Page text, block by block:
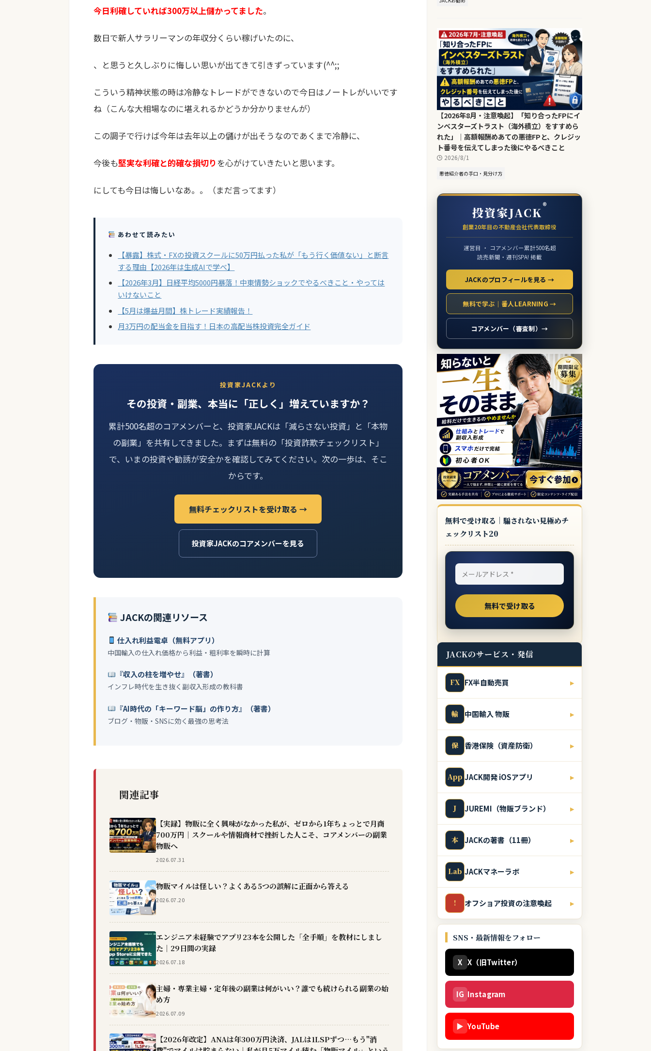
今日利確していれば300万以上儲かってました。
数日で新人サラリーマンの年収分くらい稼げいたのに、
、と思うと久しぶりに悔しい思いが出てきて引きずっています(^^;;
こういう精神状態の時は冷静なトレードができないので今日はノートレがいいです
ね（こんな大相場なのに堪えれるかどうか分かりませんが）
この調子で行けば今年は去年以上の儲けが出そうなのであくまで冷静に、
今後も堅実な利確と的確な損切りを心がけていきたいと思います。
にしても今日は悔しいなあ。。（まだ言ってます）
あわせて読みたい
【暴露】株式・FXの投資スクールに50万円払った私が「もう行く価値ない」と断言
する理由【2026年は生成AIで学べ】
【2026年3月】日経平均5000円暴落！中東情勢ショックでやるべきこと・やっては
いけないこと
【5月は爆益月間】株トレード実績報告！
月3万円の配当金を目指す！日本の高配当株投資完全ガイド
投資家JACKより
その投資・副業、本当に「正しく」増えていますか？
累計500名超のコアメンバーと、投資家JACKは「減らさない投資」と「本物
の副業」を共有してきました。まずは無料の「投資詐欺チェックリスト」
で、いまの投資や勧誘が安全かを確認してみてください。次の一歩は、そこ
からです。
無料チェックリストを受け取る →
投資家JACKのコアメンバーを見る
JACKの関連リソース
仕入れ利益電卓（無料アプリ）
中国輸入の仕入れ価格から利益・粗利率を瞬時に計算
『収入の柱を増やせ』（著書）
インフレ時代を生き抜く副収入形成の教科書
『AI時代の「キーワード脳」の作り方』（著書）
ブログ・物販・SNSに効く最強の思考法
関連記事
【実録】物販に全く興味がなかった私が、ゼロから1年ちょっとで月商
700万円｜スクールや情報商材で挫折した人こそ、コアメンバーの副業
物販へ
2026.07.31
物販マイルは怪しい？よくある5つの誤解に正面から答える
2026.07.20
エンジニア未経験でアプリ23本を公開した「全手順」を教材にしまし
た｜29日間の実録
2026.07.18
主婦・専業主婦・定年後の副業は何がいい？誰でも続けられる副業の始
め方
2026.07.09
【2026年改定】ANAは年300万円決済、JALは1LSPずつ…もう"消
【2026年8月・注意喚起】「知り合ったFPにイ
ンベスターズトラスト（海外積立）をすすめら
れた」｜高額報酬めあての悪徳FPと、クレジッ
ト番号を伝えてしまった後にやるべきこと
2026/8/1
悪徳紹介者の手口・見分け方
投資家JACK®
創業20年目の不動産会社代表取締役
運営目 ・ コアメンバー累計500名超
読売新聞・週刊SPA! 掲載
JACKのプロフィールを見る →
無料で学ぶ｜番人LEARNING →
コアメンバー（審査制）→
無料で受け取る｜騙されない見極めチ
ェックリスト20
JACKのサービス・発信
FX FX半自動売買 ▸
輸 中国輸入 物販 ▸
保 香港保険（資産防衛） ▸
App JACK開発 iOSアプリ ▸
J JUREMI（物販ブランド） ▸
本 JACKの著書（11冊） ▸
Lab JACKマネーラボ ▸
! オフショア投資の注意喚起 ▸
SNS・最新情報をフォロー
X X（旧Twitter）
IG Instagram
▶ YouTube